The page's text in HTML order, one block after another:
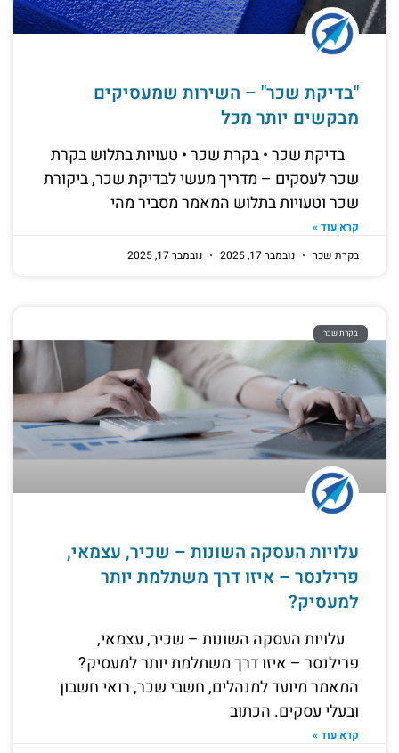
"בדיקת שכר" – השירות שמעסיקים
מבקשים יותר מכל
בדיקת שכר • בקרת שכר • טעויות בתלוש בקרת
שכר לעסקים – מדריך מעשי לבדיקת שכר, ביקורת
שכר וטעויות בתלוש המאמר מסביר מהי
קרא עוד »
בקרת שכר
נובמבר 17, 2025 נובמבר 17, 2025
בקרת שכר
עלויות העסקה השונות – שכיר, עצמאי,
פרילנסר – איזו דרך משתלמת יותר
למעסיק?
עלויות העסקה השונות – שכיר, עצמאי,
פרילנסר – איזו דרך משתלמת יותר למעסיק?
המאמר מיועד למנהלים, חשבי שכר, רואי חשבון
ובעלי עסקים. הכתוב
קרא עוד »